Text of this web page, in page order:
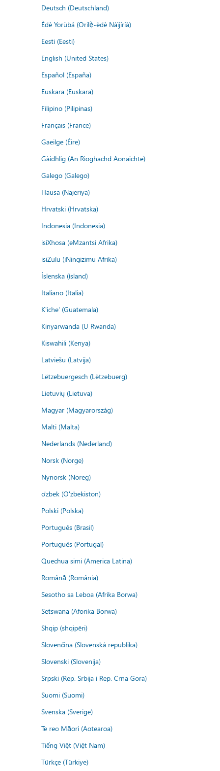
Deutsch (Deutschland)
Èdè Yorùbá (Orilẹ̀-èdè Nàìjíríà)
Eesti (Eesti)
English (United States)
Español (España)
Euskara (Euskara)
Filipino (Pilipinas)
Français (France)
Gaeilge (Éire)
Gàidhlig (An Rìoghachd Aonaichte)
Galego (Galego)
Hausa (Najeriya)
Hrvatski (Hrvatska)
Indonesia (Indonesia)
isiXhosa (eMzantsi Afrika)
isiZulu (iNingizimu Afrika)
Íslenska (ísland)
Italiano (Italia)
K'iche' (Guatemala)
Kinyarwanda (U Rwanda)
Kiswahili (Kenya)
Latviešu (Latvija)
Lëtzebuergesch (Lëtzebuerg)
Lietuvių (Lietuva)
Magyar (Magyarország)
Malti (Malta)
Nederlands (Nederland)
Norsk (Norge)
Nynorsk (Noreg)
o'zbek (O'zbekiston)
Polski (Polska)
Português (Brasil)
Português (Portugal)
Quechua simi (America Latina)
Română (România)
Sesotho sa Leboa (Afrika Borwa)
Setswana (Aforika Borwa)
Shqip (shqipëri)
Slovenčina (Slovenská republika)
Slovenski (Slovenija)
Srpski (Rep. Srbija i Rep. Crna Gora)
Suomi (Suomi)
Svenska (Sverige)
Te reo Māori (Aotearoa)
Tiếng Việt (Việt Nam)
Türkçe (Türkiye)